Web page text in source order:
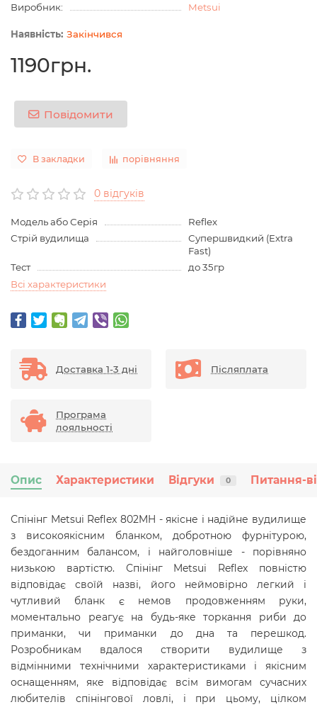
Виробник:
Metsui
Закінчився
1190грн.
Повідомити
В закладки порівняння
0 відгуків
Модель або Серія
Reflex
Стрій вудилища
Супершвидкий (Extra
Fast)
Тест
до 35гр
Всі характеристики
Доставка 1-3 дні Післяплата
Програма
лояльності
Опис Характеристики Відгуки 0 Питання-
Спінінг Metsui Reflex 802MH - якісне і надійне вудилище
з високоякісним бланком, добротною фурнітурою,
бездоганним балансом, і найголовніше - порівняно
низькою вартістю. Спінінг Metsui Reflex повністю
відповідає своїй назві, його неймовірно легкий і
чутливий бланк є немов продовженням руки,
моментально реагує на будь-яке торкання риби до
приманки, чи приманки до дна та перешкод.
Розробникам вдалося створити вудилище з
відмінними технічними характеристиками і якісним
оснащенням, яке відповідає всім вимогам сучасних
любителів спінінгової ловлі, і при цьому, цілком